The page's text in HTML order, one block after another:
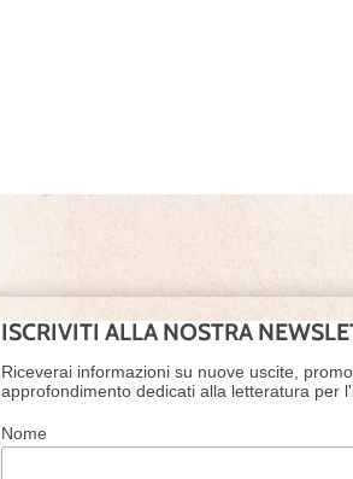
ISCRIVITI ALLA NOSTRA
Riceverai informazioni su nuove uscite,
approfondimento dedicati alla letteratura per
Nome